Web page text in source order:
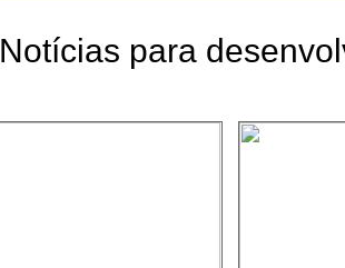
Notícias para